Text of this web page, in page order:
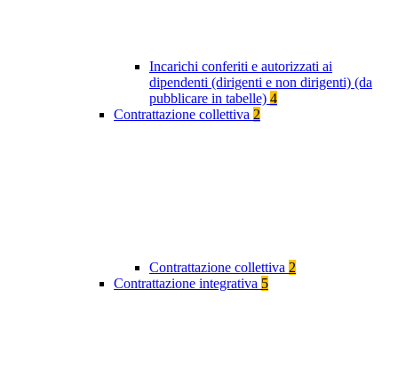
Incarichi conferiti e autorizzati ai
dipendenti (dirigenti e non dirigenti) (da
pubblicare in tabelle) 4
Contrattazione collettiva 2
Contrattazione collettiva 2
Contrattazione integrativa 5